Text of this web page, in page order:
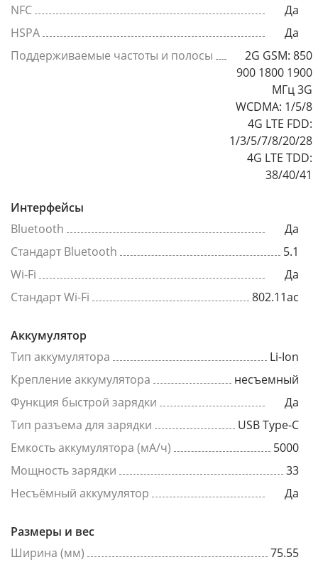
NFC
Да
HSPA
Да
Поддерживаемые частоты и полосы
2G GSM: 850
900 1800 1900
МГц 3G
WCDMA: 1/5/8
4G LTE FDD:
1/3/5/7/8/20/28
4G LTE TDD:
38/40/41
Интерфейсы
Bluetooth
Да
Стандарт Bluetooth
5.1
Wi-Fi
Да
Стандарт Wi-Fi
802.11ac
Аккумулятор
Тип аккумулятора
Li-Ion
Крепление аккумулятора
несъемный
Функция быстрой зарядки
Да
Тип разъема для зарядки
USB Type-C
Емкость аккумулятора (мА/ч)
5000
Мощность зарядки
33
Несъёмный аккумулятор
Да
Размеры и вес
Ширина (мм)
75.55